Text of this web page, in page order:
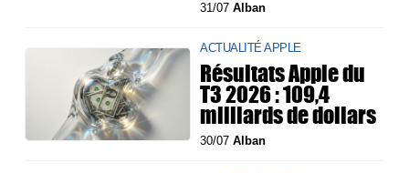
31/07Alban
ACTUALITÉ APPLE
Résultats Apple du
T3 2026 : 109,4
milliards de dollars
30/07Alban